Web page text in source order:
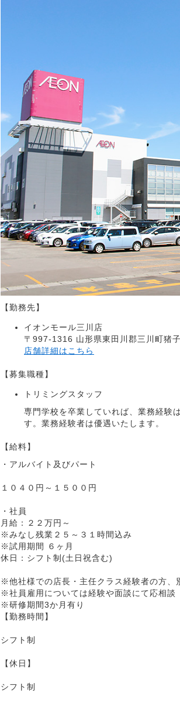
【勤務先】
イオンモール三川店
〒997-1316 山形県東田川郡三川町猪
店舗詳細はこちら
【募集職種】
トリミングスタッフ
専門学校を卒業していれば、業務経験
す。業務経験者は優遇いたします。
【給料】
・アルバイト及びパート
１０４０円～１５００円
・社員
月給：２２万円～
※みなし残業２５～３１時間込み
※試用期間 ６ヶ月
休日：シフト制(土日祝含む)
※他社様での店長・主任クラス経験者の方、
※社員雇用については経験や面談にて応相談
※研修期間3か月有り
【勤務時間】
シフト制
【休日】
シフト制